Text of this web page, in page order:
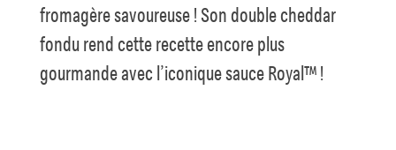
fromagère savoureuse ! Son double cheddar
fondu rend cette recette encore plus
gourmande avec l’iconique sauce Royal™ !